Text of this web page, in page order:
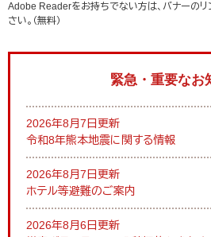
Adobe Readerをお持ちでない方は、バナーのリ
さい。（無料）
緊急・重要なお
2026年8月7日更新
令和8年熊本地震に関する情報
2026年8月7日更新
ホテル等避難のご案内
2026年8月6日更新